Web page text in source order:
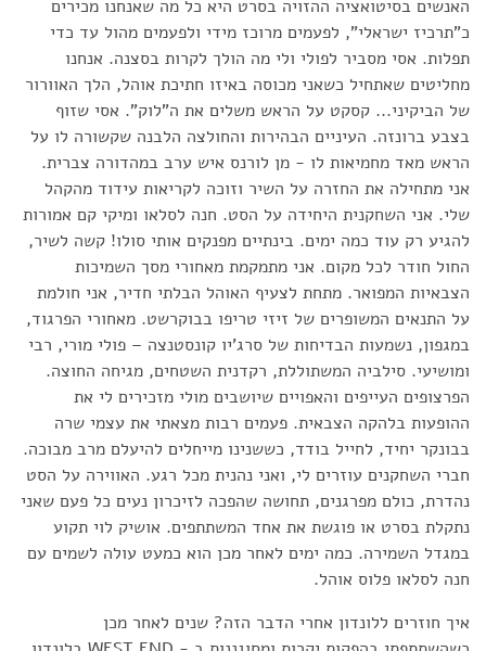
האנשים בסיטואציה ההזויה בסרט היא כל מה שאנחנו מכירים
כ"תרכיז ישראלי", לפעמים מרוכז מידי ולפעמים מהול עד כדי
תפלות. אסי מסביר לפולי ולי מה הולך לקרות בסצנה. אנחנו
מחליטים שאתחיל כשאני מכוסה באיזו חתיכת אוהל, הלך האוורור
של הביקיני... קסקט על הראש משלים את ה"לוק". אסי שזוף
בצבע ברונזה. העיניים הבהירות והחולצה הלבנה שקשורה לו על
הראש מאד מחמיאות לו - מן לורנס איש ערב במהדורה צברית.
אני מתחילה את החזרה על השיר וזוכה לקריאות עידוד מהקהל
שלי. אני השחקנית היחידה על הסט. חנה לסלאו ומיקי קם אמורות
להגיע רק עוד כמה ימים. בינתיים מפנקים אותי סולו! קשה לשיר,
החול חודר לכל מקום. אני מתמקמת מאחורי מסך השמיכות
הצבאיות המפואר. מתחת לצעיף האוהל הבלתי חדיר, אני חולמת
על התנאים המשופרים של זיזי טריפו בבוקרשט. מאחורי הפרגוד,
במגפון, נשמעות הבדיחות של סרג'יו קונסטנצה – פולי מורי, רבי
ומושיעי. סילביה המשתוללת, רקדנית השטחים, מגיחה החוצה.
הפרצופים העייפים והאפויים שיושבים מולי מזכירים לי את
ההופעות בלהקה הצבאית. פעמים רבות מצאתי את עצמי שרה
בבונקר יחיד, לחייל בודד, כששנינו מייחלים להיעלם מרב מבוכה.
חברי השחקנים עוזרים לי, ואני נהנית מכל רגע. האווירה על הסט
נהדרת, כולם מפרגנים, תחושה שהפכה לזיכרון נעים כל פעם שאני
נתקלת בסרט או פוגשת את אחד המשתתפים. אושיק לוי תקוע
במגדל השמירה. כמה ימים לאחר מכן הוא כמעט עולה לשמים עם
חנה לסלאו פלוס אוהל.
איך חוזרים ללונדון אחרי הדבר הזה? שנים לאחר מכן